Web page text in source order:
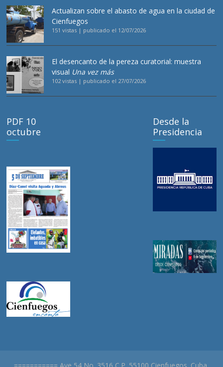
Actualizan sobre el abasto de agua en la ciudad de
Cienfuegos
151 vistas | publicado el 12/07/2026
El desencanto de la pereza curatorial: muestra
visual Una vez más
102 vistas | publicado el 27/07/2026
PDF 10
octubre
Desde la
Presidencia